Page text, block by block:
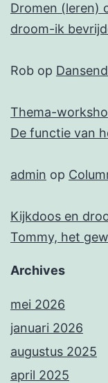
Dromen (leren)
droom-ik
Rob op
Thema-
De functie van
admin op
Kijkdoos en
Tommy, het
Archives
mei 2026
januari 2026
augustus 2025
april 2025